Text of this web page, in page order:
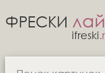
ФРЕСКИ
ifreski